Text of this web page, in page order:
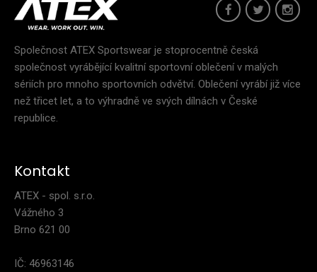
Společnost ATEX Sportswear je stoprocentně česká
společnost vyrábějící kvalitní sportovní oblečení v malých
sériích pro mnoho sportovních odvětví. Oblečení vyrábí již více
než třicet let, a to výhradně ve svých dílnách v České
republice.
Kontakt
ATEX - spol. s.r.o.
Vážného 3
Brno 621 00
IČ: 46963146